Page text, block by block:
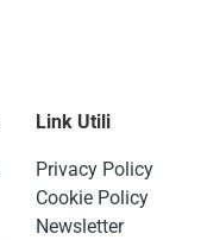
Link Utili
Privacy Policy
Cookie Policy
Newsletter